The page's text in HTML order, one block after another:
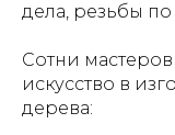
дела, резьбы
Сотни
искусство в
дерева: